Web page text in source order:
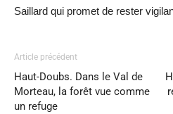
Saillard qui promet de rester
Article précédent
Haut-Doubs. Dans le Val de
Morteau, la forêt vue comme
un refuge